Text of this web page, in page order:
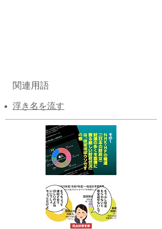
関連用語
浮き名を流す